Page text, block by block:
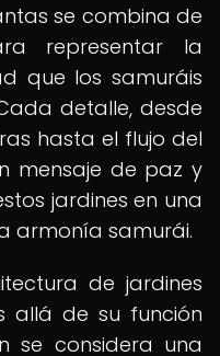
se combina de
representar la
que los samuráis
detalle, desde
hasta el flujo del
mensaje de paz y
jardines en una
armonía samurái.
de jardines
allá de su función
se considera una